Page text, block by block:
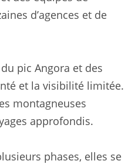
d’agences et de
pic Angora et des
et la visibilité limitée.
montagneuses
approfondis.
phases, elles se